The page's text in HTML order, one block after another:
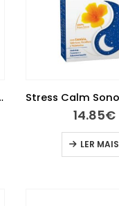
vegetais
14.85€
LER MAIS